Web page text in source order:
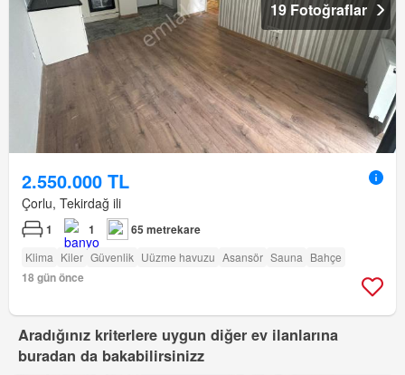
19 Fotoğraflar
2.550.000 TL
Çorlu, Tekirdağ ili
1 1 65 metrekare
Klima Kiler Güvenlik Uüzme havuzu Asansör Sauna Bahçe
18 gün önce
Aradığınız kriterlere uygun diğer ev ilanlarına
buradan da bakabilirsinizz